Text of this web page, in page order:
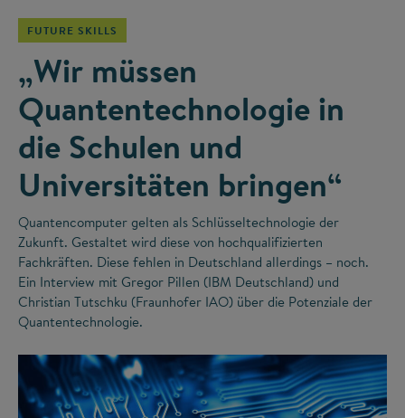
FUTURE SKILLS
„Wir müssen
Quantentechnologie in
die Schulen und
Universitäten bringen“
Quantencomputer gelten als Schlüsseltechnologie der
Zukunft. Gestaltet wird diese von hochqualifizierten
Fachkräften. Diese fehlen in Deutschland allerdings – noch.
Ein Interview mit Gregor Pillen (IBM Deutschland) und
Christian Tutschku (Fraunhofer IAO) über die Potenziale der
Quantentechnologie.